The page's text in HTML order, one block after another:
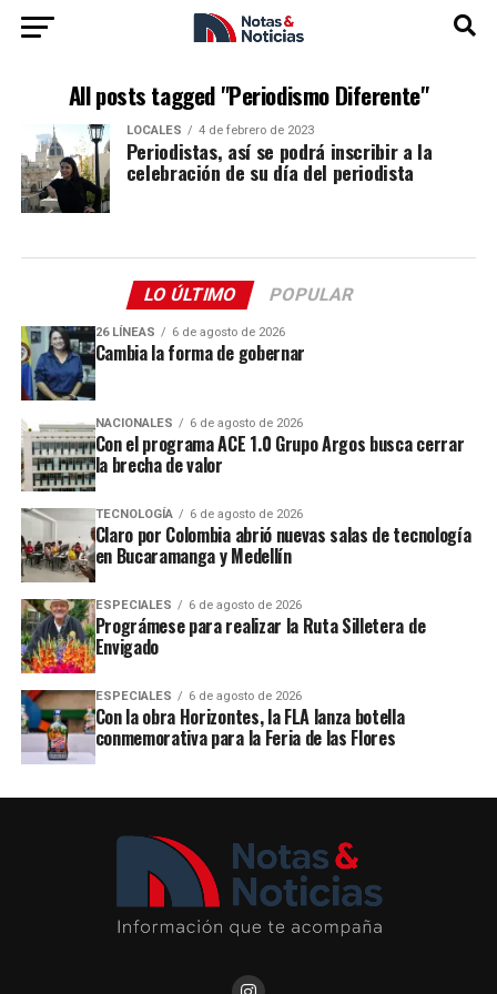
All posts tagged "Periodismo Diferente"
LOCALES 4 de febrero de 2023
Periodistas, así se podrá inscribir a la
celebración de su día del periodista
LO ÚLTIMO POPULAR
26 LÍNEAS 6 de agosto de 2026
Cambia la forma de gobernar
NACIONALES 6 de agosto de 2026
Con el programa ACE 1.0 Grupo Argos busca cerrar
la brecha de valor
TECNOLOGÍA 6 de agosto de 2026
Claro por Colombia abrió nuevas salas de tecnología
en Bucaramanga y Medellín
ESPECIALES 6 de agosto de 2026
Prográmese para realizar la Ruta Silletera de
Envigado
ESPECIALES 6 de agosto de 2026
Con la obra Horizontes, la FLA lanza botella
conmemorativa para la Feria de las Flores